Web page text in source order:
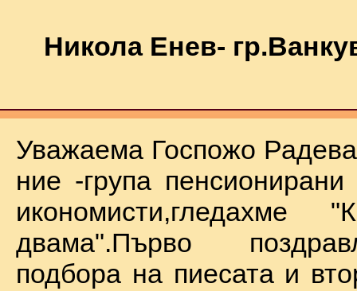
Никола Енев-
Уважаема Госпожо
ние -група
икономисти,гледахме
двама".Първо
подбора на пиесата и